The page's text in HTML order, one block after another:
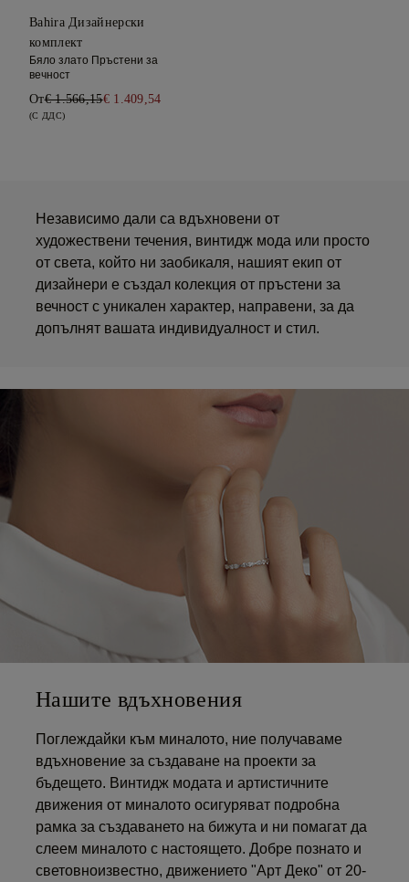
Bahira Дизайнерски
комплект
Бяло злато Пръстени за
вечност
От€ 1.566,15€ 1.409,54
(С ДДС)
Независимо дали са вдъхновени от
художествени течения, винтидж мода или просто
от света, който ни заобикаля, нашият екип от
дизайнери е създал колекция от пръстени за
вечност с уникален характер, направени, за да
допълнят вашата индивидуалност и стил.
Нашите вдъхновения
Поглеждайки към миналото, ние получаваме
вдъхновение за създаване на проекти за
бъдещето. Винтидж модата и артистичните
движения от миналото осигуряват подробна
рамка за създаването на бижута и ни помагат да
слеем миналото с настоящето. Добре познато и
световноизвестно, движението "Арт Деко" от 20-